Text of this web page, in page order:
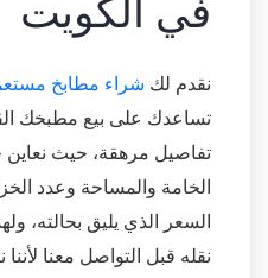
في الكويت
نقدم لك شراء مطابخ
تساعدك على بيع مطبخك
تفاصيل مرهقة، حيث نعاين
الخامة والمساحة وعدد
السعر الذي يليق بحالته،
نقله قبل التواصل معنا